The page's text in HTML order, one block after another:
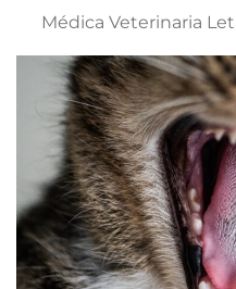
Médica Veterinaria